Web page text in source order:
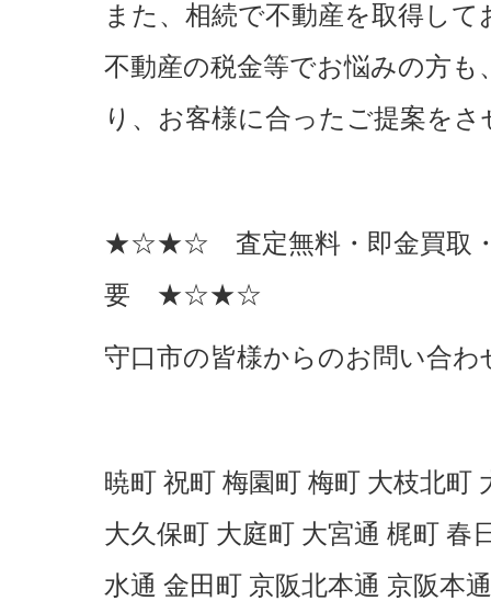
また、相続で不動産を取得し
不動産の税金等でお悩みの方
り、お客様に合ったご提案を
★☆★☆ 査定無料・即金買取・
要 ★☆★☆
守口市の皆様からのお問い合
暁町 祝町 梅園町 梅町 大枝北町
大久保町 大庭町 大宮通 梶町 春
水通 金田町 京阪北本通 京阪本